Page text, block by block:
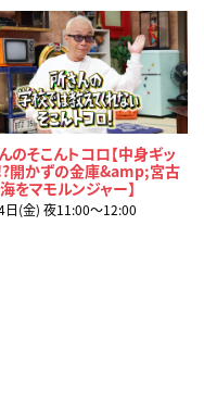
のそこんトコロ【中身ギッ
開かずの金庫&amp;宮古
をマモルンジャー】
日(金) 夜11:00〜12:00